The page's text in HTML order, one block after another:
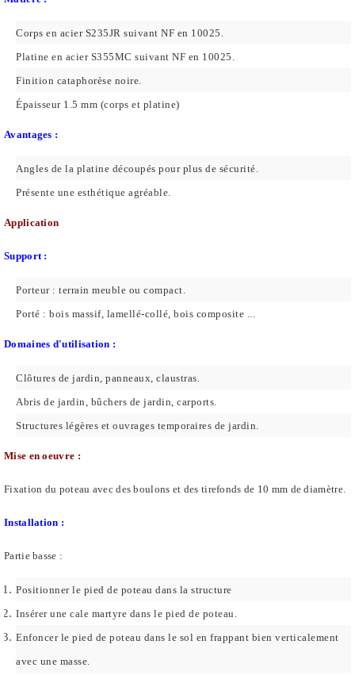
Corps en acier S235JR suivant NF en 10025.
Platine en acier S355MC suivant NF en 10025.
Finition cataphorèse noire.
Épaisseur 1.5 mm (corps et platine)
Avantages :
Angles de la platine découpés pour plus de sécurité.
Présente une esthétique agréable.
Application
Support :
Porteur : terrain meuble ou compact.
Porté : bois massif, lamellé-collé, bois composite ...
Domaines d'utilisation :
Clôtures de jardin, panneaux, claustras.
Abris de jardin, bûchers de jardin, carports.
Structures légères et ouvrages temporaires de jardin.
Mise en oeuvre :
Fixation du poteau avec des boulons et des tirefonds de 10 mm de diamètre.
Installation :
Partie basse :
Positionner le pied de poteau dans la structure
Insérer une cale martyre dans le pied de poteau.
Enfoncer le pied de poteau dans le sol en frappant bien verticalement
avec une masse.